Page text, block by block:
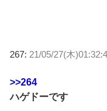
267: 21/05/27(木
>>264
ハゲドーです